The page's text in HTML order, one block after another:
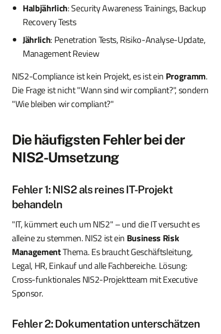
Halbjährlich: Security Awareness Trainings, Backup
Recovery Tests
Jährlich: Penetration Tests, Risiko-Analyse-Update,
Management Review
NIS2-Compliance ist kein Projekt, es ist ein Programm.
Die Frage ist nicht "Wann sind wir compliant?", sondern
"Wie bleiben wir compliant?"
Die häufigsten Fehler bei der
NIS2-Umsetzung
Fehler 1: NIS2 als reines IT-Projekt
behandeln
"IT, kümmert euch um NIS2" – und die IT versucht es
alleine zu stemmen. NIS2 ist ein Business Risk
ManagementThema. Es braucht Geschäftsleitung,
Legal, HR, Einkauf und alle Fachbereiche. Lösung:
Cross-funktionales NIS2-Projektteam mit Executive
Sponsor.
Fehler 2: Dokumentation unterschätzen